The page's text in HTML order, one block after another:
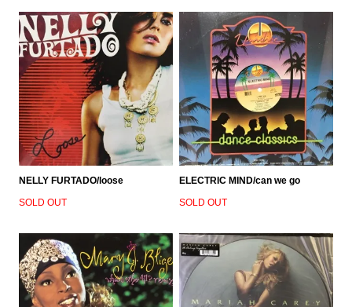
NELLY FURTADO/loose
SOLD OUT
ELECTRIC MIND/can we go
SOLD OUT